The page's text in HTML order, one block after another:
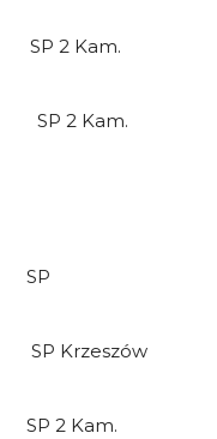
2 Kam.
2 Kam.
2 Kam.